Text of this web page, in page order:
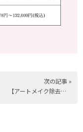
次の記事 »
【アートメイク除去】後も美は続く